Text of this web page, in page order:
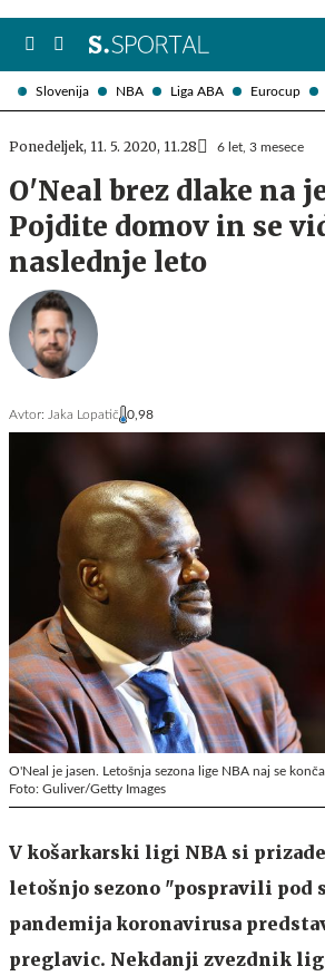
Slovenija NBA Liga ABA Eurocup
Ponedeljek, 11. 5. 2020, 11.28 6 let, 3 mesece
O'Neal brez dlake na
Pojdite domov in se
naslednje leto
Avtor: Jaka Lopatič 0,98
O'Neal je jasen. Letošnja sezona lige NBA naj se konča.
Foto: Guliver/Getty Images
V košarkarski ligi NBA si
letošnjo sezono "pospravili pod
pandemija koronavirusa
preglavic. Nekdanji zvezdnik